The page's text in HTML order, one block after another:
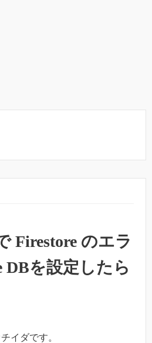
Firestore のエラ
DBを設定したら
イダです。